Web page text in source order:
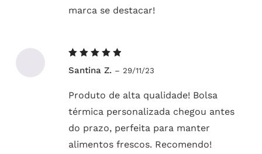
marca se destacar!
5de 5
Santina Z. – 29/11/23
Produto de alta qualidade! Bolsa
térmica personalizada chegou antes
do prazo, perfeita para manter
alimentos frescos. Recomendo!